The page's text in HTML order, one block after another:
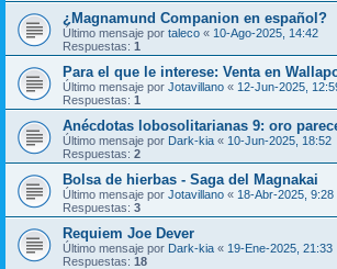
¿Magnamund Companion en español?
Último mensaje por taleco « 10-Ago-2025, 14:42
Respuestas: 1
Para el que le interese: Venta en
Último mensaje por Jotavillano « 12-Jun-2025,
Respuestas: 1
Anécdotas lobosolitarianas 9: oro
Último mensaje por Dark-kia « 10-Jun-2025, 18:52
Respuestas: 2
Bolsa de hierbas - Saga del Magnakai
Último mensaje por Jotavillano « 18-Abr-2025, 9:28
Respuestas: 3
Requiem Joe Dever
Último mensaje por Dark-kia « 19-Ene-2025, 21:33
Respuestas: 18